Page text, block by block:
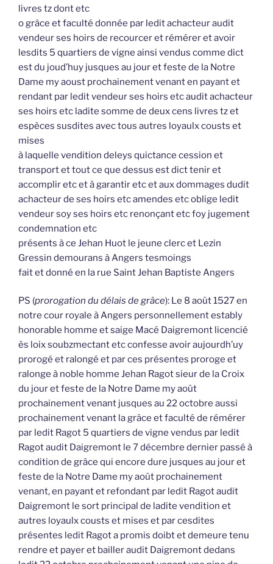
livres tz dont etc
o grâce et faculté donnée par ledit achacteur audit
vendeur ses hoirs de recourcer et rémérer et avoir
lesdits 5 quartiers de vigne ainsi vendus comme dict
est du joud’huy jusques au jour et feste de la Notre
Dame my aoust prochainement venant en payant et
rendant par ledit vendeur ses hoirs etc audit achacteur
ses hoirs etc ladite somme de deux cens livres tz et
espèces susdites avec tous autres loyaulx cousts et
mises
à laquelle vendition deleys quictance cession et
transport et tout ce que dessus est dict tenir et
accomplir etc et à garantir etc et aux dommages dudit
achacteur de ses hoirs etc amendes etc oblige ledit
vendeur soy ses hoirs etc renonçant etc foy jugement
condemnation etc
présents à ce Jehan Huot le jeune clerc et Lezin
Gressin demourans à Angers tesmoings
fait et donné en la rue Saint Jehan Baptiste Angers
PS (prorogation du délais de grâce): Le 8 août 1527 en
notre cour royale à Angers personnellement estably
honorable homme et saige Macé Daigremont licencié
ès loix soubzmectant etc confesse avoir aujourdh’uy
prorogé et ralongé et par ces présentes proroge et
ralonge à noble homme Jehan Ragot sieur de la Croix
du jour et feste de la Notre Dame my août
prochainement venant jusques au 22 octobre aussi
prochainement venant la grâce et faculté de rémérer
par ledit Ragot 5 quartiers de vigne vendus par ledit
Ragot audit Daigremont le 7 décembre dernier passé à
condition de grâce qui encore dure jusques au jour et
feste de la Notre Dame my août prochainement
venant, en payant et refondant par ledit Ragot audit
Daigremont le sort principal de ladite vendition et
autres loyaulx cousts et mises et par cesdites
présentes ledit Ragot a promis doibt et demeure tenu
rendre et payer et bailler audit Daigremont dedans